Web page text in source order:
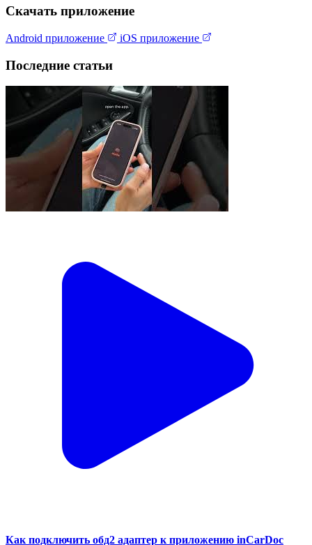
Скачать приложение
Android приложение iOS приложение
Последние статьи
Как подключить обд2 адаптер к приложению inCarDoc